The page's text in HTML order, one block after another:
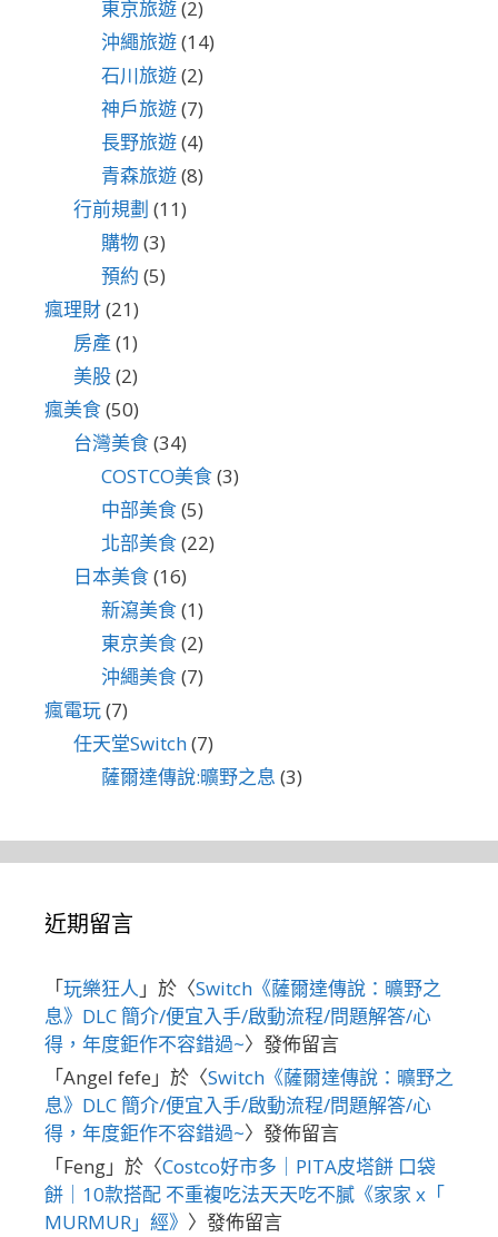
東京旅遊(2)
沖繩旅遊(14)
石川旅遊(2)
神戶旅遊(7)
長野旅遊(4)
青森旅遊(8)
行前規劃 (11)
購物(3)
預約 (5)
瘋理財(21)
房產 (1)
美股(2)
瘋美食(50)
台灣美食(34)
COSTCO美食(3)
中部美食(5)
北部美食(22)
日本美食(16)
新瀉美食(1)
東京美食(2)
沖繩美食(7)
瘋電玩(7)
任天堂Switch(7)
薩爾達傳說:曠野之息 (3)
近期留言
「玩樂狂人 」於〈Switch《薩爾達傳說：曠野之
息》DLC 簡介/便宜入手/啟動流程/問題解答/心
得，年度鉅作不容錯過~〉發佈留言
「Angel fefe 」於〈Switch《薩爾達傳說：曠野之
息》DLC 簡介/便宜入手/啟動流程/問題解答/心
得，年度鉅作不容錯過~〉發佈留言
「Feng」於〈Costco好市多｜PITA皮塔餅 口袋
餅｜10款搭配 不重複吃法天天吃不膩《家家 x「
MURMUR」經》 〉發佈留言